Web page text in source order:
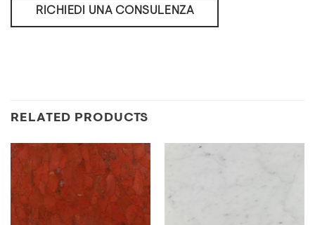
RICHIEDI UNA CONSULENZA
RELATED PRODUCTS